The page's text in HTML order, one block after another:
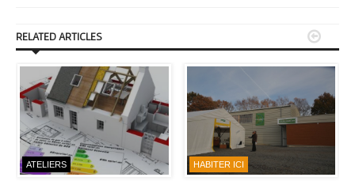
RELATED ARTICLES
ATELIERS HABITER ICI
